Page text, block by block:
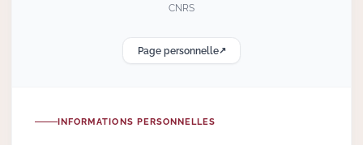
CNRS
Page personnelle↗
INFORMATIONS PERSONNELLES